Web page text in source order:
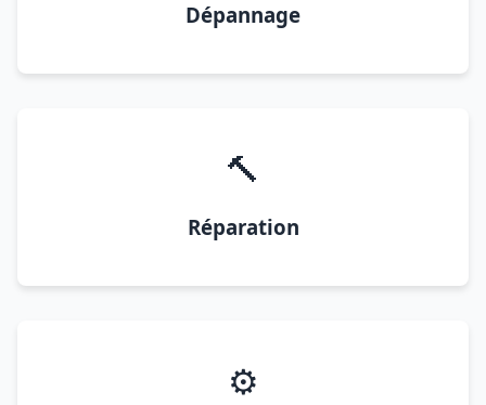
Dépannage
🔨
Réparation
⚙️